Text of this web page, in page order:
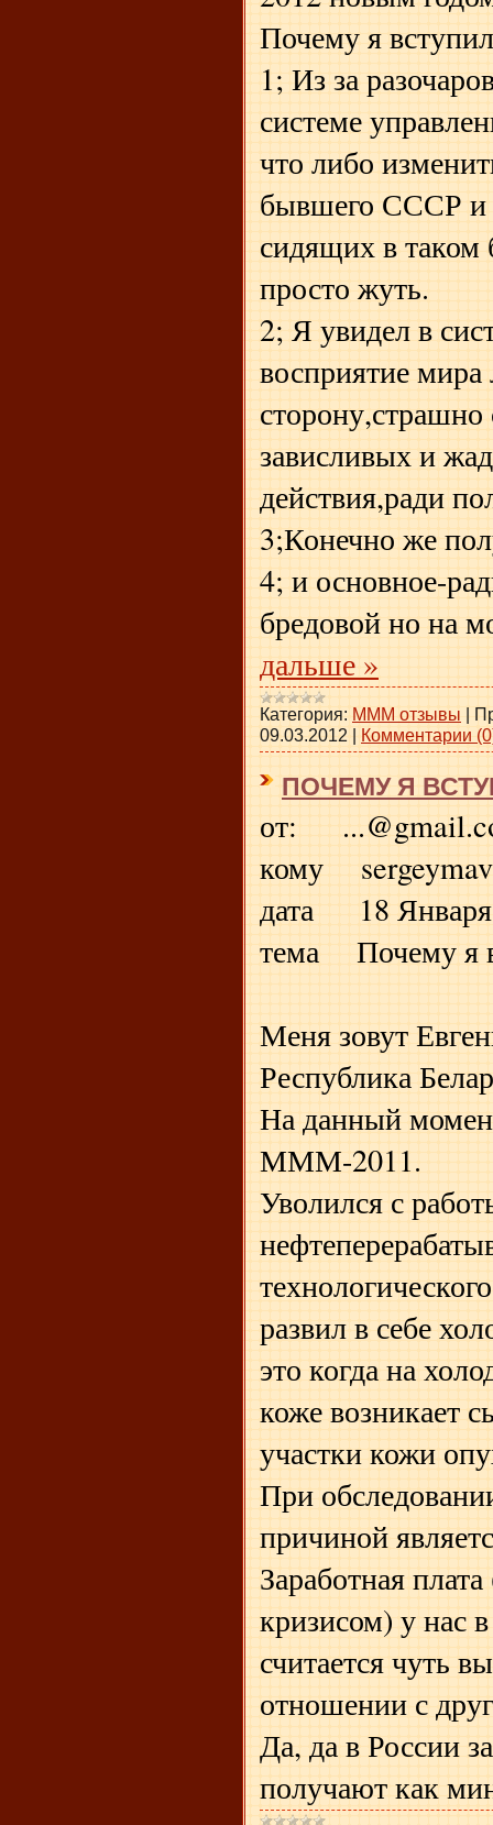
Почему я
1; Из за
системе
что либо
бывшего СССР и
сидящих в таком
просто жуть.
2; Я увидел в
восприятие
зависливых и
действия,ради
3;Конечно же
4; и основное-
бредовой но на
дальше »
Категория: МММ отзывы |
09.03.2012 | Комментарии
ПОЧЕМУ Я
от:
кому
дата 18 Января
тема Почему я
Меня зовут
Республика
На данный
МММ-2011.
Уволился с
развил в себе
это когда на
коже возникает
участки кожи
При
причиной
Заработная
кризисом) у нас
считается чуть
отношении с
Да, да в России
получают как